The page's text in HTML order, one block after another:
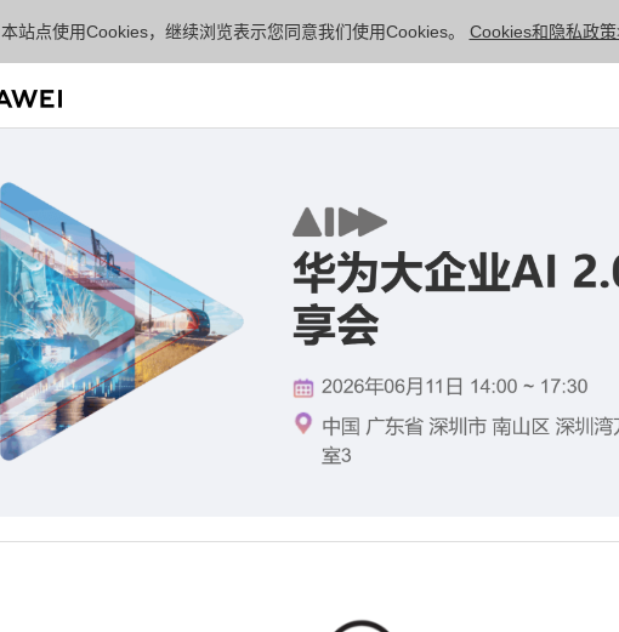
本站点使用Cookies，继续浏览表示您同意我们使用Cookies。 Cookies和隐私政策